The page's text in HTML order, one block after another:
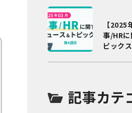
【2025
事/HR
ピック
記事カテ